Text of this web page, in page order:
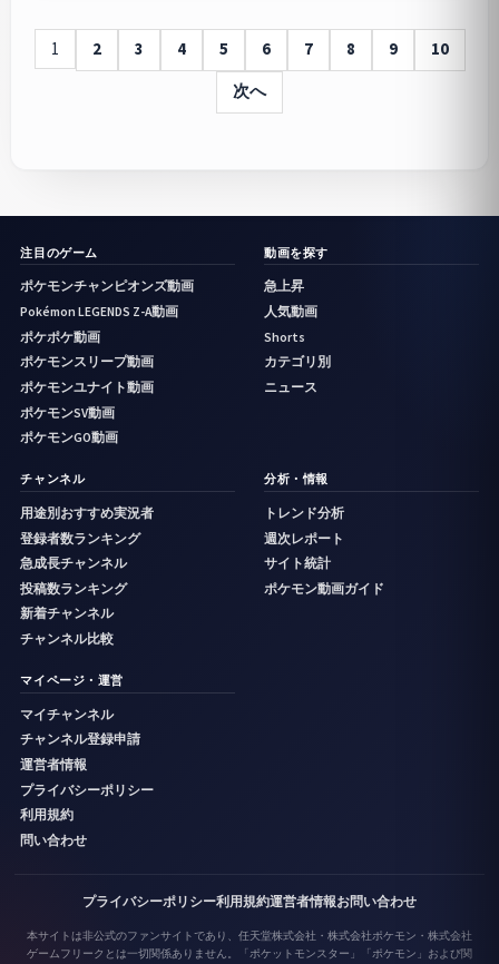
1 2 3 4 5 6 7 8 9
10
次へ
注目のゲーム
ポケモンチャンピオンズ動画
Pokémon LEGENDS Z-A動画
ポケポケ動画
ポケモンスリープ動画
ポケモンユナイト動画
ポケモンSV動画
ポケモンGO動画
動画を探す
急上昇
人気動画
Shorts
カテゴリ別
ニュース
チャンネル
用途別おすすめ実況者
登録者数ランキング
急成長チャンネル
投稿数ランキング
新着チャンネル
チャンネル比較
分析・情報
トレンド分析
週次レポート
サイト統計
ポケモン動画ガイド
マイページ・運営
マイチャンネル
チャンネル登録申請
運営者情報
プライバシーポリシー
利用規約
問い合わせ
プライバシーポリシー利用規約運営者情報お問い合わせ
本サイトは非公式のファンサイトであり、任天堂株式会社・株式会社ポケモン・株式会社
ゲームフリークとは一切関係ありません。「ポケットモンスター」「ポケモン」および関